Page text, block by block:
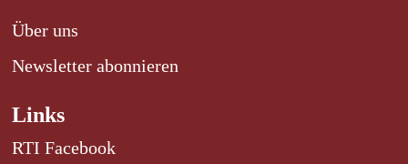
Über uns
Newsletter abonnieren
Links
RTI Facebook